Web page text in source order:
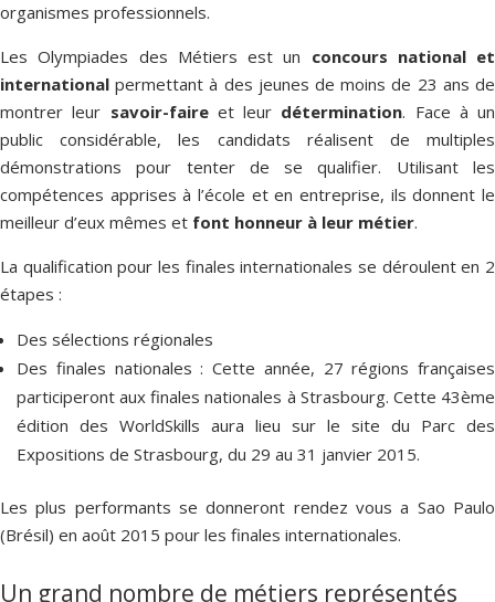
organismes professionnels.
Les Olympiades des Métiers est un concours national et
international permettant à des jeunes de moins de 23 ans de
montrer leur savoir-faireet leur détermination. Face à un
public considérable, les candidats réalisent de multiples
démonstrations pour tenter de se qualifier. Utilisant les
compétences apprises à l’école et en entreprise, ils donnent le
meilleur d’eux mêmes et font honneur à leur métier.
La qualification pour les finales internationales se déroulent en 2
étapes :
Des sélections régionales
Des finales nationales : Cette année, 27 régions françaises
participeront aux finales nationales à Strasbourg. Cette 43ème
édition des WorldSkills aura lieu sur le site du Parc des
Expositions de Strasbourg, du 29 au 31 janvier 2015.
Les plus performants se donneront rendez vous a Sao Paulo
(Brésil) en août 2015 pour les finales internationales.
Un grand nombre de métiers représentés